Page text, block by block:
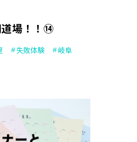
道場！！⑭
失敗体験
岐阜